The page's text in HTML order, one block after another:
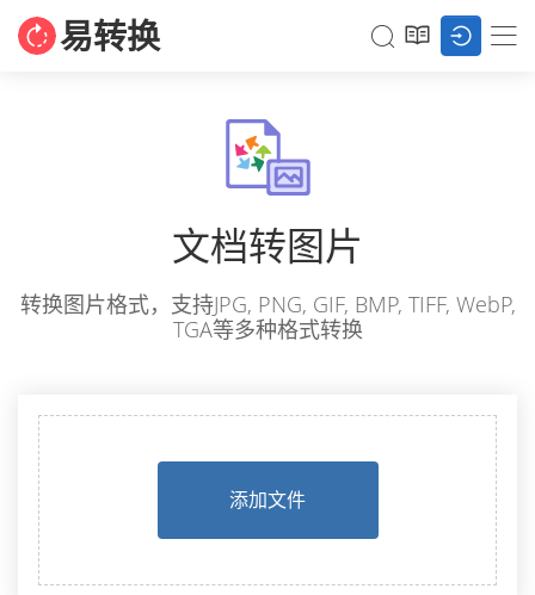
易转换
文档转图片
转换图片格式，支持JPG, PNG, GIF, BMP, TIFF, WebP,
TGA等多种格式转换
添加文件